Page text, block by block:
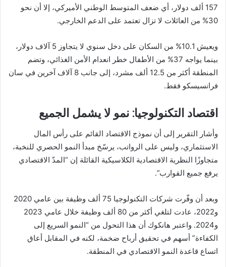
157 ألف دولار، أي ضعف المتوسط الوطني الأميركي، إلا أن نحو
30% من العائلات لا تزال تعتمد على الدعم الخارجي.
ويعيش 10.1% من السكان على دخل سنوي لا يتجاوز 5 آلاف دولار،
بينما يواجه 37% من الأطفال خطر انعدام الأمن الغذائي، وتضم
المنطقة أكثر من 12.5 ألف مشرد، إلى جانب 8 آلاف آخرين في سان
فرانسيسكو فقط.
اقتصاد التكنولوجيا: نمو لا يشمل الجميع
وأشار التقرير إلى أن نموذج الاقتصاد القائم على رأس المال
الاستثماري، وليس على الرواتب، يرسّخ مبدأ النمو الحصري للنخبة،
متجاوزًا النظرية الاقتصادية الكلاسيكية القائلة إن “المدّ الاقتصادي
يرفع جميع القوارب”.
وبعد أن وفّرت شركات التكنولوجيا 75 ألف وظيفة بين عامي 2020
و2022، عادت لتلغي أكثر من 80 ألف وظيفة خلال عامي 2023
و2024. واعتبر هانكوك أن هذا التحول من “النمو السريع إلى
الكفاءة” أسهم في تحقيق أرباح ضخمة، لكنه في المقابل أعاق
اتساع قاعدة النمو الاقتصادي في المنطقة.